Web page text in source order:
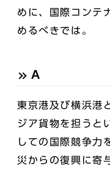
めに、国際コンテ
めるべきでは。
A
東京港及び横浜港
ジア貨物を担うと
しての国際競争力
災からの復興に寄